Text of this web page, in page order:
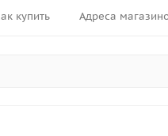
купить Адреса